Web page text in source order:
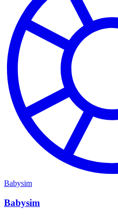
Babysim
Babysim